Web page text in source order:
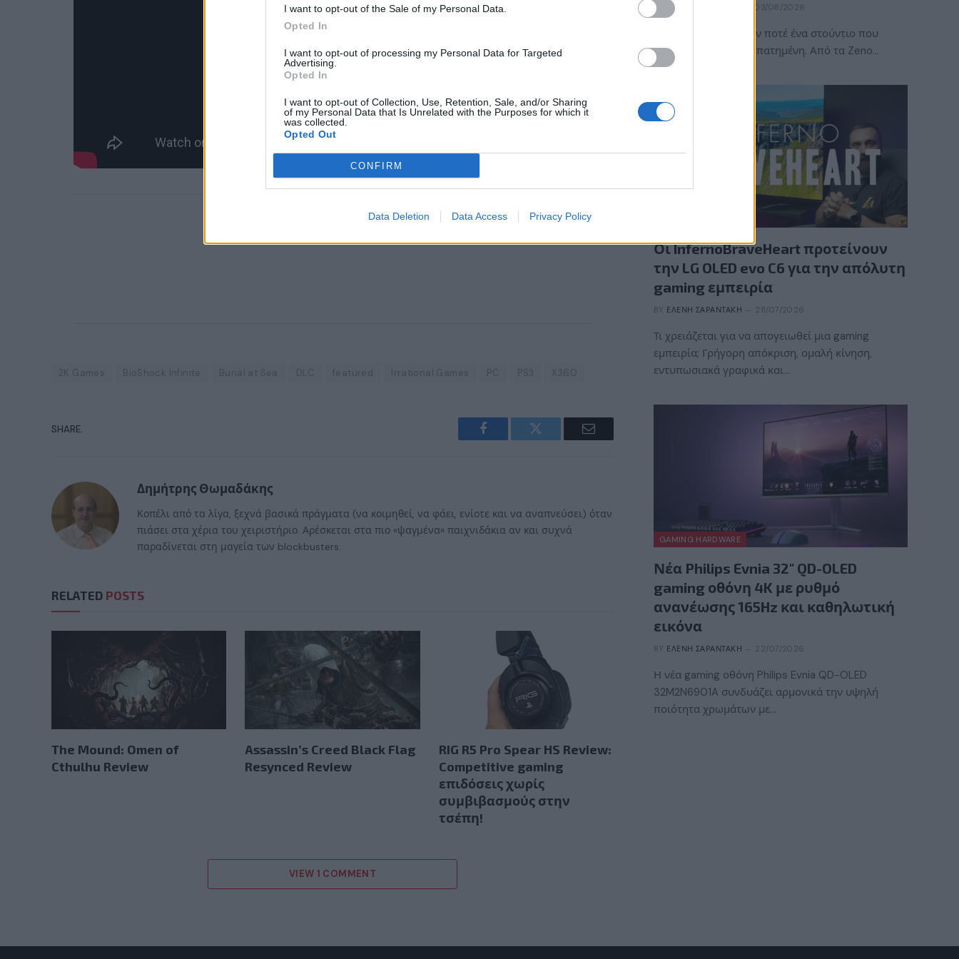
I want to opt-out of the Sale of my Personal Data.
Opted In
I want to opt-out of processing my Personal Data for Targeted
Advertising.
Opted In
I want to opt-out of Collection, Use, Retention, Sale, and/or Sharing
of my Personal Data that Is Unrelated with the Purposes for which it
was collected.
Opted Out
CONFIRM
Data Deletion Data Access Privacy Policy
2K Games BioShock Infinite Burial at Sea DLC featured Irrational Games PC PS3 X360
SHARE.
Facebook Twitter Email
Δημήτρης Θωμαδάκης
Κοπέλι από τα λίγα, ξεχνά βασικά πράγματα (να κοιμηθεί, να φάει, ενίοτε και να αναπνεύσει) όταν
πιάσει στα χέρια του χειριστήριο. Αρέσκεται στα πιο «ψαγμένα» παιχνιδάκια αν και συχνά
παραδίνεται στη μαγεία των blockbusters.
RELATED POSTS
The Mound: Omen of
Cthulhu Review
Assassin’s Creed Black Flag
Resynced Review
RIG R5 Pro Spear HS Review:
Competitive gaming
επιδόσεις χωρίς
συμβιβασμούς στην
τσέπη!
VIEW 1 COMMENT
BY ΠΈΤΡΟΣ ΚΥΠΡΑΊΟΣ 03/08/2026
Η ACE Team δεν ήταν ποτέ ένα στούντιο που
ακολουθούσε την πεπατημένη. Από τα Zeno…
Οι InfernoBraveHeart προτείνουν
την LG OLED evo C6 για την απόλυτη
gaming εμπειρία
BY ΕΛΈΝΗ ΣΑΡΑΝΤΆΚΗ 28/07/2026
Τι χρειάζεται για να απογειωθεί μια gaming
εμπειρία; Γρήγορη απόκριση, ομαλή κίνηση,
εντυπωσιακά γραφικά και…
GAMING HARDWARE
Νέα Philips Evnia 32″ QD-OLED
gaming οθόνη 4K με ρυθμό
ανανέωσης 165Hz και καθηλωτική
εικόνα
BY ΕΛΈΝΗ ΣΑΡΑΝΤΆΚΗ 22/07/2026
Η νέα gaming οθόνη Philips Evnia QD-OLED
32M2N6901A συνδυάζει αρμονικά την υψηλή
ποιότητα χρωμάτων με…